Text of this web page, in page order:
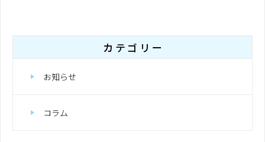
カテゴリー
お知らせ
コラム